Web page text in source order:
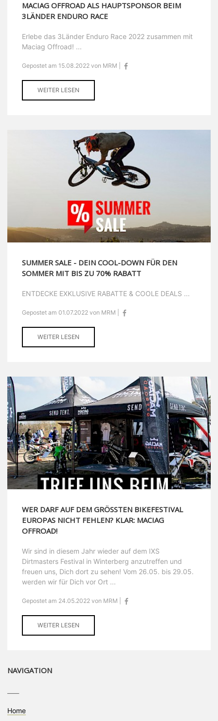
MACIAG OFFROAD ALS HAUPTSPONSOR BEIM
3LÄNDER ENDURO RACE
Erlebe das 3Länder Enduro Race 2022 zusammen mit
Maciag Offroad! ...
Gepostet am 15.08.2022 von MRM |
WEITER LESEN
SUMMER SALE - DEIN COOL-DOWN FÜR DEN
SOMMER MIT BIS ZU 70% RABATT
ENTDECKE EXKLUSIVE RABATTE & COOLE DEALS ...
Gepostet am 01.07.2022 von MRM |
WEITER LESEN
WER DARF AUF DEM GRÖSSTEN BIKEFESTIVAL E
UROPAS NICHT FEHLEN? KLAR: MACIAG O
FFROAD!
Wir sind in diesem Jahr wieder auf dem IXS
Dirtmasters Festival in Winterberg anzutreffen und
freuen uns, Dich dort zu sehen! Vom 26.05. bis 29.05.
werden wir für Dich vor Ort ...
Gepostet am 24.05.2022 von MRM |
WEITER LESEN
NAVIGATION
Home